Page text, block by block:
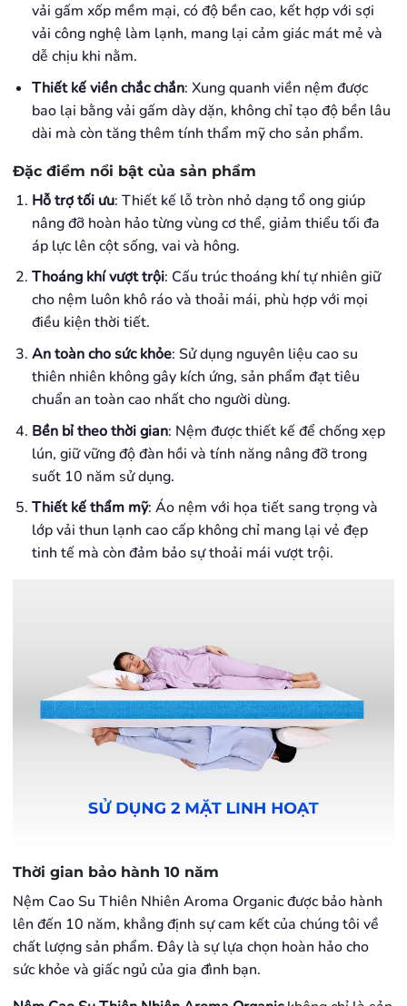
vải gấm xốp mềm mại, có độ bền cao, kết hợp với sợi
vải công nghệ làm lạnh, mang lại cảm giác mát mẻ và
dễ chịu khi nằm.
Thiết kế viền chắc chắn: Xung quanh viền nệm được
bao lại bằng vải gấm dày dặn, không chỉ tạo độ bền lâu
dài mà còn tăng thêm tính thẩm mỹ cho sản phẩm.
Đặc điểm nổi bật của sản phẩm
Hỗ trợ tối ưu: Thiết kế lỗ tròn nhỏ dạng tổ ong giúp
nâng đỡ hoàn hảo từng vùng cơ thể, giảm thiểu tối đa
áp lực lên cột sống, vai và hông.
Thoáng khí vượt trội: Cấu trúc thoáng khí tự nhiên giữ
cho nệm luôn khô ráo và thoải mái, phù hợp với mọi
điều kiện thời tiết.
An toàn cho sức khỏe: Sử dụng nguyên liệu cao su
thiên nhiên không gây kích ứng, sản phẩm đạt tiêu
chuẩn an toàn cao nhất cho người dùng.
Bền bỉ theo thời gian: Nệm được thiết kế để chống xẹp
lún, giữ vững độ đàn hồi và tính năng nâng đỡ trong
suốt 10 năm sử dụng.
Thiết kế thẩm mỹ: Áo nệm với họa tiết sang trọng và
lớp vải thun lạnh cao cấp không chỉ mang lại vẻ đẹp
tinh tế mà còn đảm bảo sự thoải mái vượt trội.
Thời gian bảo hành 10 năm
Nệm Cao Su Thiên Nhiên Aroma Organic được bảo hành
lên đến 10 năm, khẳng định sự cam kết của chúng tôi về
chất lượng sản phẩm. Đây là sự lựa chọn hoàn hảo cho
sức khỏe và giấc ngủ của gia đình bạn.